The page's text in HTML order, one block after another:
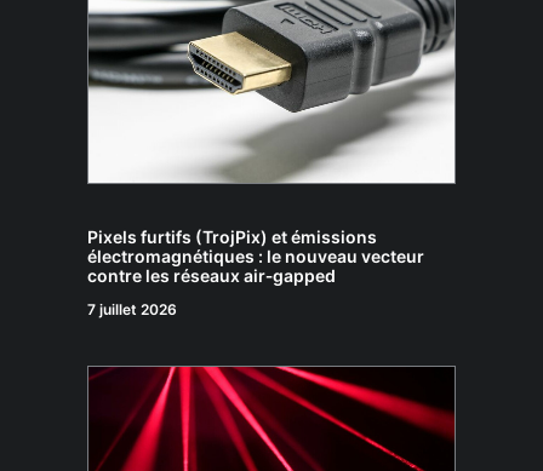
Pixels furtifs (TrojPix) et émissions
électromagnétiques : le nouveau vecteur
contre les réseaux air‑gapped
7 juillet 2026